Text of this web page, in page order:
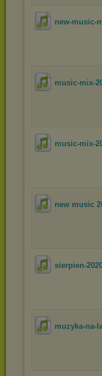
new-music-
music-mix-
music-mix-
new music
sierpien-
muzyka-na-